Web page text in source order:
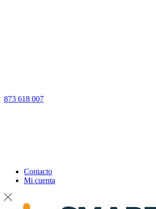
873 618 007
Contacto
Mi cuenta